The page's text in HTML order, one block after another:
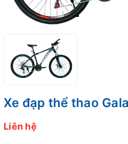
Xe đạp thể thao
Liên hệ